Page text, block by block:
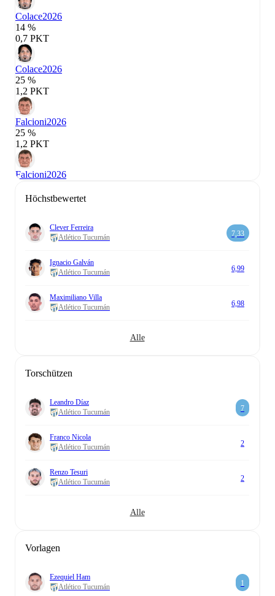
Colace2026
14 %
0,7 PKT
Colace2026
25 %
1,2 PKT
Falcioni2026
25 %
1,2 PKT
Falcioni2026
Höchstbewertet
Clever Ferreira
Atlético Tucumán
7,33
Ignacio Galván
Atlético Tucumán
6,99
Maximiliano Villa
Atlético Tucumán
6,98
Alle
Torschützen
Leandro Díaz
Atlético Tucumán
7
Franco Nicola
Atlético Tucumán
2
Renzo Tesuri
Atlético Tucumán
2
Alle
Vorlagen
Ezequiel Ham
Atlético Tucumán
1